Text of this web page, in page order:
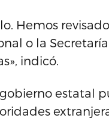
Hemos
o la
indicó.
estatal